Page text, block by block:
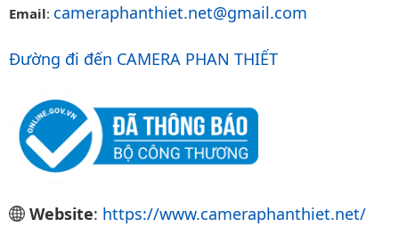
Email: cameraphanthiet.net@gmail.com
Đường đi đến CAMERA PHAN THIẾT
Website: https://www.cameraphanthiet.net/